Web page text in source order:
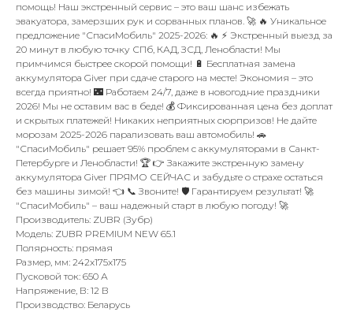
помощь! Наш экстренный сервис – это ваш шанс избежать
эвакуатора, замерзших рук и сорванных планов. 🚀 🔥 Уникальное
предложение "СпасиМобиль" 2025-2026: 🔥 ⚡️ Экстренный выезд за
20 минут в любую точку СПб, КАД, ЗСД, Ленобласти! Мы
примчимся быстрее скорой помощи! 🔋 Бесплатная замена
аккумулятора Giver при сдаче старого на месте! Экономия – это
всегда приятно! 🌃 Работаем 24/7, даже в новогодние праздники
2026! Мы не оставим вас в беде! 💰 Фиксированная цена без доплат
и скрытых платежей! Никаких неприятных сюрпризов! Не дайте
морозам 2025-2026 парализовать ваш автомобиль! 🚗
"СпасиМобиль" решает 95% проблем с аккумуляторами в Санкт-
Петербурге и Ленобласти! 🏆 👉 Закажите экстренную замену
аккумулятора Giver ПРЯМО СЕЙЧАС и забудьте о страхе остаться
без машины зимой! 👈 📞 Звоните! 🛡️ Гарантируем результат! 🚀
"СпасиМобиль" – ваш надежный старт в любую погоду! 🚀
Производитель: ZUBR (Зубр)
Модель: ZUBR PREMIUM NEW 65.1
Полярность: прямая
Размер, мм: 242x175x175
Пусковой ток: 650 А
Напряжение, В: 12 В
Производство: Беларусь